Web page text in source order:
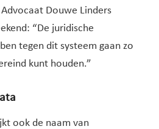
Douwe Linders
“De juridische
tegen dit systeem gaan zo
kunt houden.”
ook de naam van